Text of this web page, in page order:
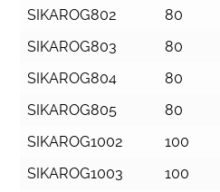
SIKAROG802
80
SIKAROG803
80
SIKAROG804
80
SIKAROG805
80
SIKAROG1002
100
SIKAROG1003
100